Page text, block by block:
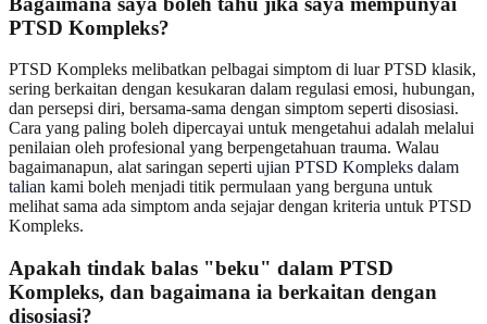
PTSD Kompleks?
PTSD Kompleks melibatkan pelbagai simptom di luar PTSD klasik,
sering berkaitan dengan kesukaran dalam regulasi emosi, hubungan,
dan persepsi diri, bersama-sama dengan simptom seperti disosiasi.
Cara yang paling boleh dipercayai untuk mengetahui adalah melalui
penilaian oleh profesional yang berpengetahuan trauma. Walau
bagaimanapun, alat saringan seperti ujian PTSD Kompleks dalam
talian kami boleh menjadi titik permulaan yang berguna untuk
melihat sama ada simptom anda sejajar dengan kriteria untuk PTSD
Kompleks.
Apakah tindak balas "beku" dalam PTSD
Kompleks, dan bagaimana ia berkaitan dengan
disosiasi?